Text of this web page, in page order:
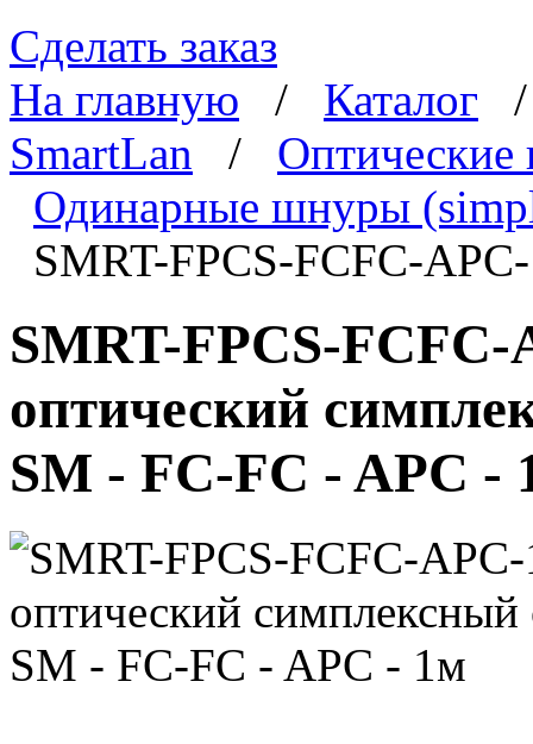
Сделать заказ
На главную / Каталог
SmartLan /
Одинарные шнуры
SMRT-FPCS-FCFC-
SMRT-FPCS-
оптический
SM - FC-FC - APC -